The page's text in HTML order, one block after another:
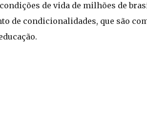
de vida de milhões de
de condicionalidades, que são